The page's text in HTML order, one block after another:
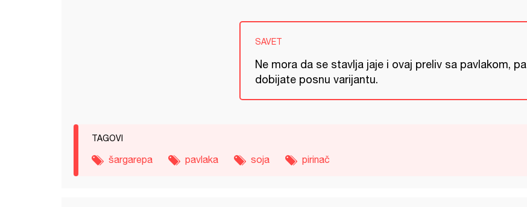
SAVET
Ne mora da se stavlja jaje i ovaj preliv sa pavlakom, pa
dobijate posnu varijantu.
TAGOVI
šargarepa pavlaka soja pirinač